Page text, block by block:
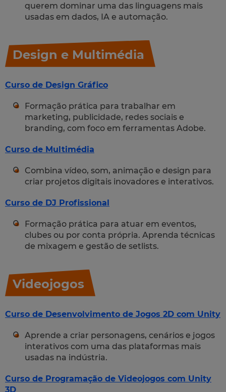
querem dominar uma das linguagens mais
usadas em dados, IA e automação.
Design e Multimédia
Curso de Design Gráfico
Formação prática para trabalhar em
marketing, publicidade, redes sociais e
branding, com foco em ferramentas Adobe.
Curso de Multimédia
Combina vídeo, som, animação e design para
criar projetos digitais inovadores e interativos.
Curso de DJ Profissional
Formação prática para atuar em eventos,
clubes ou por conta própria. Aprenda técnicas
de mixagem e gestão de setlists.
Videojogos
Curso de Desenvolvimento de Jogos 2D com Unity
Aprende a criar personagens, cenários e jogos
interativos com uma das plataformas mais
usadas na indústria.
Curso de Programação de Videojogos com Unity
3D